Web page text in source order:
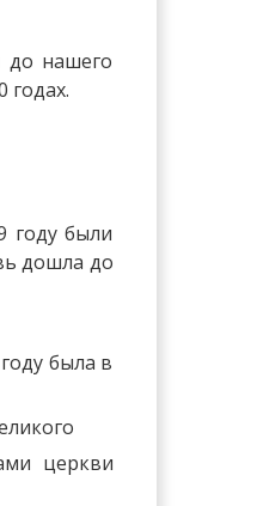
до нашего
годах.
году были
дошла до
была в
церкви